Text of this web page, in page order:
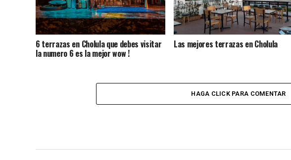
6 terrazas en Cholula que debes visitar
la numero 6 es la mejor wow !
Las mejores terrazas en Cholula
HAGA CLICK PARA COMENTAR